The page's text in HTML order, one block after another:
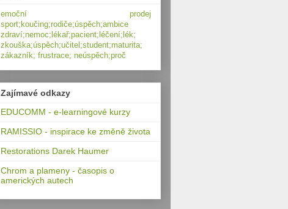
emoční prodej
sport;koučing;rodiče;úspěch;ambice
zdraví;nemoc;lékař;pacient;léčení;lék;
zkouška;úspěch;učitel;student;maturita;
zákazník; frustrace; neúspěch;proč
Zajímavé odkazy
EDUCOMM - e-learningové kurzy
RAMISSIO - inspirace ke změně života
Restorations Darek Haumer
Chrom a plameny - časopis o
amerických autech